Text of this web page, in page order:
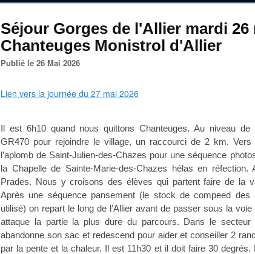
Séjour Gorges de l'Allier mardi 26
Chanteuges Monistrol d'Allier
Publié le 26 Mai 2026
Lien vers la journée du 27 mai 2026
Il est 6h10 quand nous quittons Chanteuges. Au niveau
GR470 pour rejoindre le village, un raccourci de 2 km.
l’aplomb de Saint-Julien-des-Chazes pour une séquence
la Chapelle de Sainte-Marie-des-Chazes hélas en
Prades. Nous y croisons des élèves qui partent faire de la
Après une séquence pansement (le stock de compeed des
utilisé) on repart le long de l’Allier avant de passer sous la
attaque la partie la plus dure du parcours. Dans le
abandonne son sac et redescend pour aider et conseiller 2
par la pente et la chaleur. Il est 11h30 et il doit faire 30 degrés.